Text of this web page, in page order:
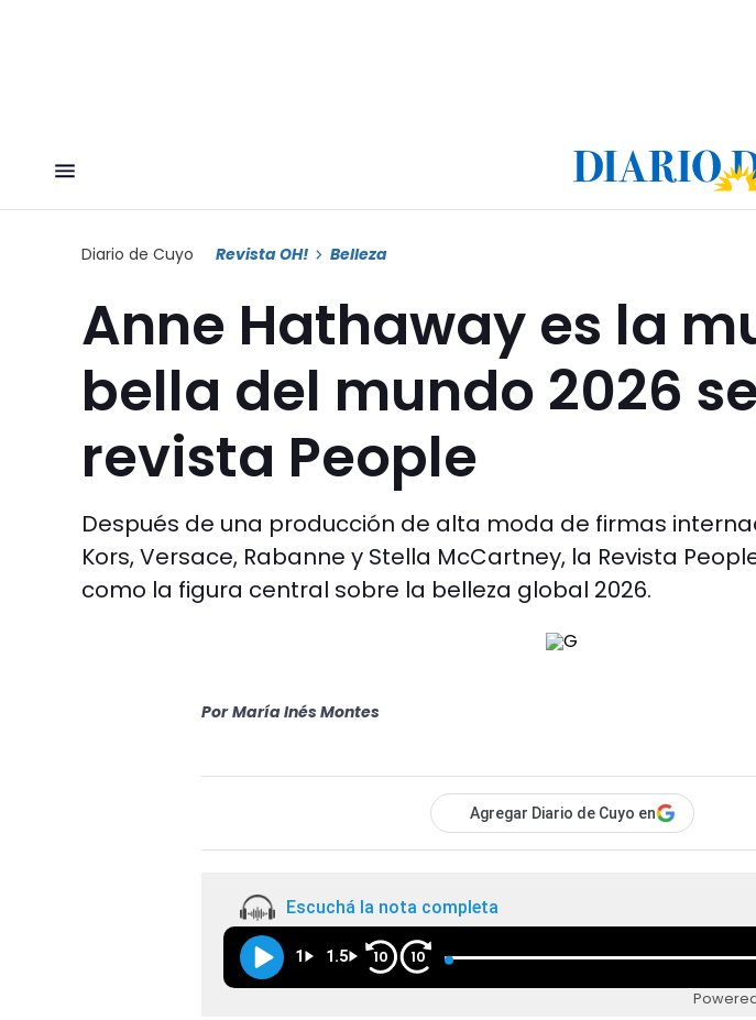
Diario de Cuyo Revista OH! Belleza
Anne Hathaway es la
bella del mundo 2026
revista People
Después de una producción de alta moda de firmas
Kors, Versace, Rabanne y Stella McCartney, la Revista
como la figura central sobre la belleza global 2026.
Por María Inés Montes
Agregar Diario de Cuyo en
Escuchá la nota completa
1 1.5 10 10